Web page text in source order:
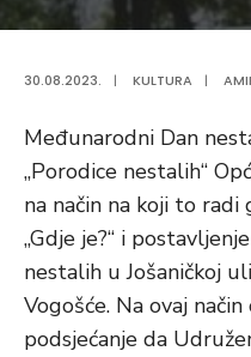
30.08.2023. | KULTURA |
Međunarodni Dan
„Porodice nestalih“
na način na koji to radi
„Gdje je?“ i
nestalih u Jošaničkoj
Vogošće. Na ovaj
podsjećanje da